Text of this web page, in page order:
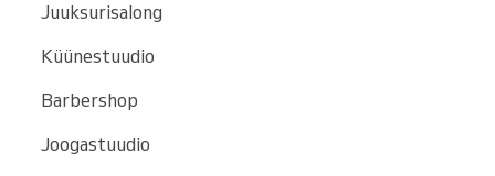
Juuksurisalong
Küünestuudio
Barbershop
Joogastuudio